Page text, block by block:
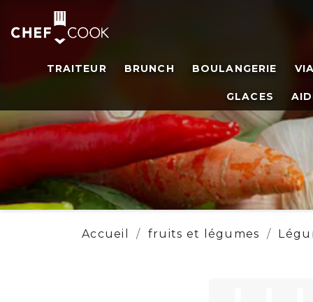
TRAITEUR BRUNCH BOULANGERIE
GLACES
Accueil fruits et légumes